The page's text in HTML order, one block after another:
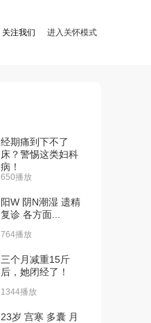
关注我们 进入关怀模式
经期痛到下不了
床？警惕这类妇科
病！
650播放
阳W 阴N潮湿 遗精
复诊 各方面...
764播放
三个月减重15斤
后，她闭经了！
1344播放
23岁 宫寒 多囊 月